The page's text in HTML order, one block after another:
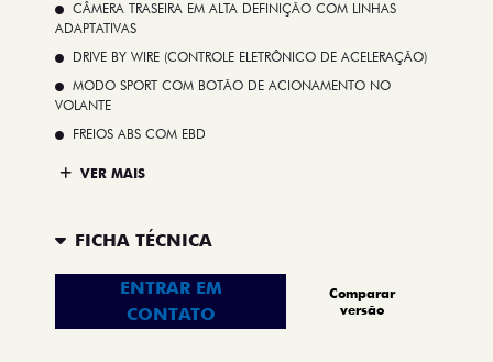
CÂMERA TRASEIRA EM ALTA DEFINIÇÃO COM LINHAS
ADAPTATIVAS
DRIVE BY WIRE (CONTROLE ELETRÔNICO DE ACELERAÇÃO)
MODO SPORT COM BOTÃO DE ACIONAMENTO NO
VOLANTE
FREIOS ABS COM EBD
VER MAIS
FICHA TÉCNICA
ENTRAR EM
CONTATO
Comparar
versão